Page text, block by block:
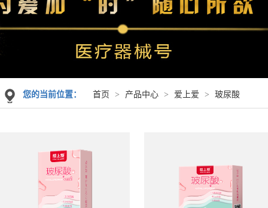
您的当前位置： 首页 > 产品中心 > 爱上爱 > 玻尿酸